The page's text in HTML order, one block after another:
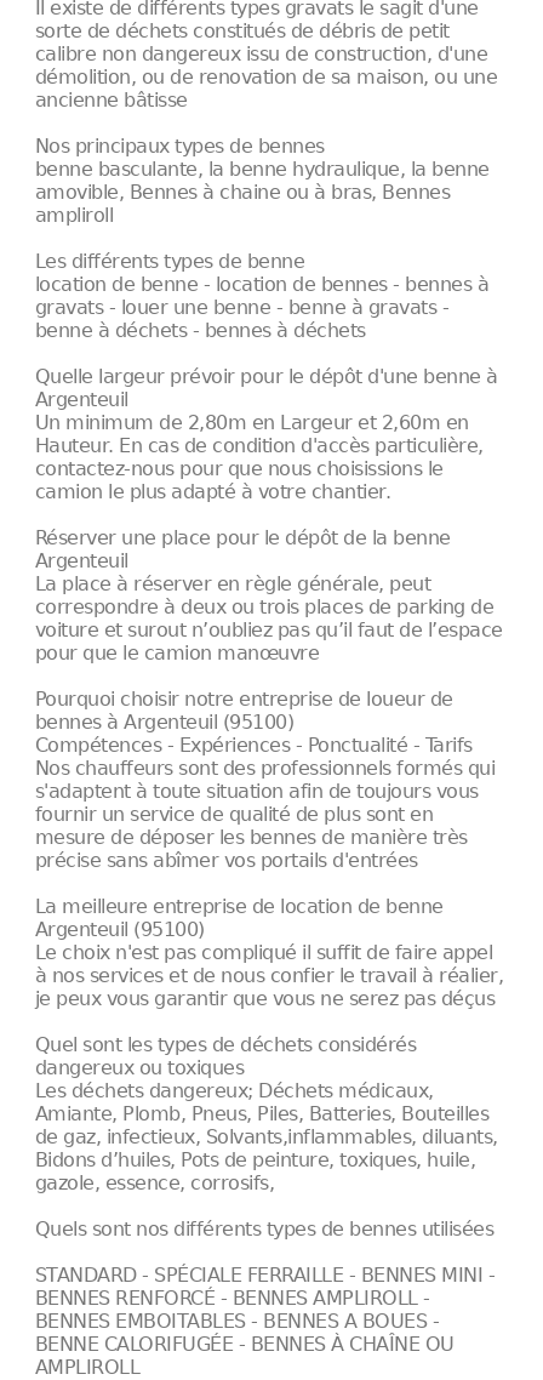
Il existe de différents types gravats le sagit d'une
sorte de déchets constitués de débris de petit
calibre non dangereux issu de construction, d'une
démolition, ou de renovation de sa maison, ou une
ancienne bâtisse
Nos principaux types de bennes
benne basculante, la benne hydraulique, la benne
amovible, Bennes à chaine ou à bras, Bennes
ampliroll
Les différents types de benne
location de benne - location de bennes - bennes à
gravats - louer une benne - benne à gravats -
benne à déchets - bennes à déchets
Quelle largeur prévoir pour le dépôt d'une benne à
Argenteuil
Un minimum de 2,80m en Largeur et 2,60m en
Hauteur. En cas de condition d'accès particulière,
contactez-nous pour que nous choisissions le
camion le plus adapté à votre chantier.
Réserver une place pour le dépôt de la benne
Argenteuil
La place à réserver en règle générale, peut
correspondre à deux ou trois places de parking de
voiture et surout n’oubliez pas qu’il faut de l’espace
pour que le camion manœuvre
Pourquoi choisir notre entreprise de loueur de
bennes à Argenteuil (95100)
Compétences - Expériences - Ponctualité - Tarifs
Nos chauffeurs sont des professionnels formés qui
s'adaptent à toute situation afin de toujours vous
fournir un service de qualité de plus sont en
mesure de déposer les bennes de manière très
précise sans abîmer vos portails d'entrées
La meilleure entreprise de location de benne
Argenteuil (95100)
Le choix n'est pas compliqué il suffit de faire appel
à nos services et de nous confier le travail à réalier,
je peux vous garantir que vous ne serez pas déçus
Quel sont les types de déchets considérés
dangereux ou toxiques
Les déchets dangereux; Déchets médicaux,
Amiante, Plomb, Pneus, Piles, Batteries, Bouteilles
de gaz, infectieux, Solvants,inflammables, diluants,
Bidons d’huiles, Pots de peinture, toxiques, huile,
gazole, essence, corrosifs,
Quels sont nos différents types de bennes utilisées
STANDARD - SPÉCIALE FERRAILLE - BENNES MINI -
BENNES RENFORCÉ - BENNES AMPLIROLL -
BENNES EMBOITABLES - BENNES A BOUES -
BENNE CALORIFUGÉE - BENNES À CHAÎNE OU
AMPLIROLL